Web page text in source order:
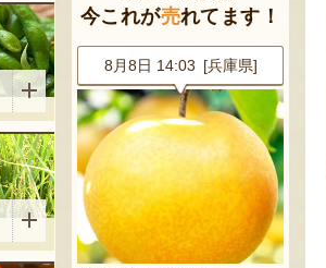
今これが売れてます！
庫県] 8月8日 14:00 [埼玉県]